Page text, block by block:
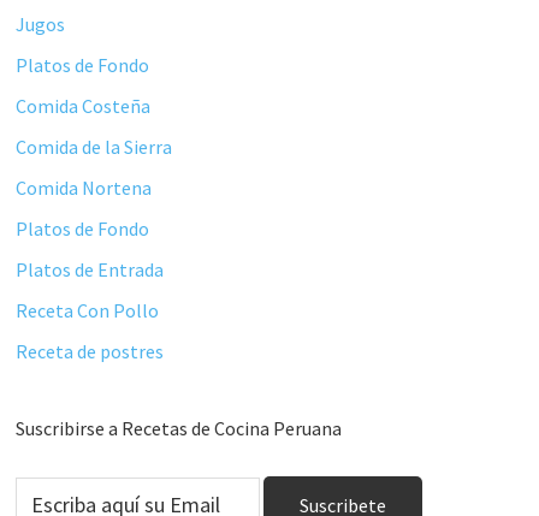
Jugos
Platos de Fondo
Comida Costeña
Comida de la Sierra
Comida Nortena
Platos de Fondo
Platos de Entrada
Receta Con Pollo
Receta de postres
Suscribirse a Recetas de Cocina Peruana